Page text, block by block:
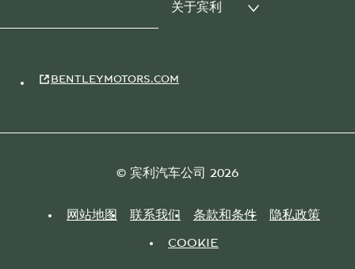
关于宾利
BENTLEYMOTORS.COM
© 宾利汽车公司 2026
网站地图 联系我们 条款和条件 隐私政策
COOKIE